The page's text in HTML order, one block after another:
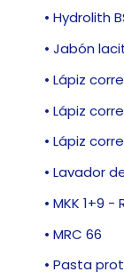
• Hydrolith
• Jabón
• Lápiz
• Lápiz
• Lápiz
• Lavador
• MKK 1+9
• MRC 66
• Pasta